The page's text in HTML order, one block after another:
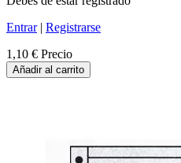
Entrar| Registrarse
1,10 € Precio
Añadir al carrito